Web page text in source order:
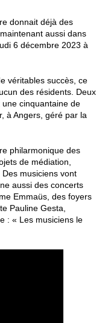
donnait déjà des
aussi dans
6 décembre 2023 à
véritables succès, ce
des résidents. Deux
cinquantaine de
à Angers, géré par la
philarmonique des
de médiation,
musiciens vont
aussi des concerts
Emmaüs, des foyers
Pauline Gesta,
: « Les musiciens le